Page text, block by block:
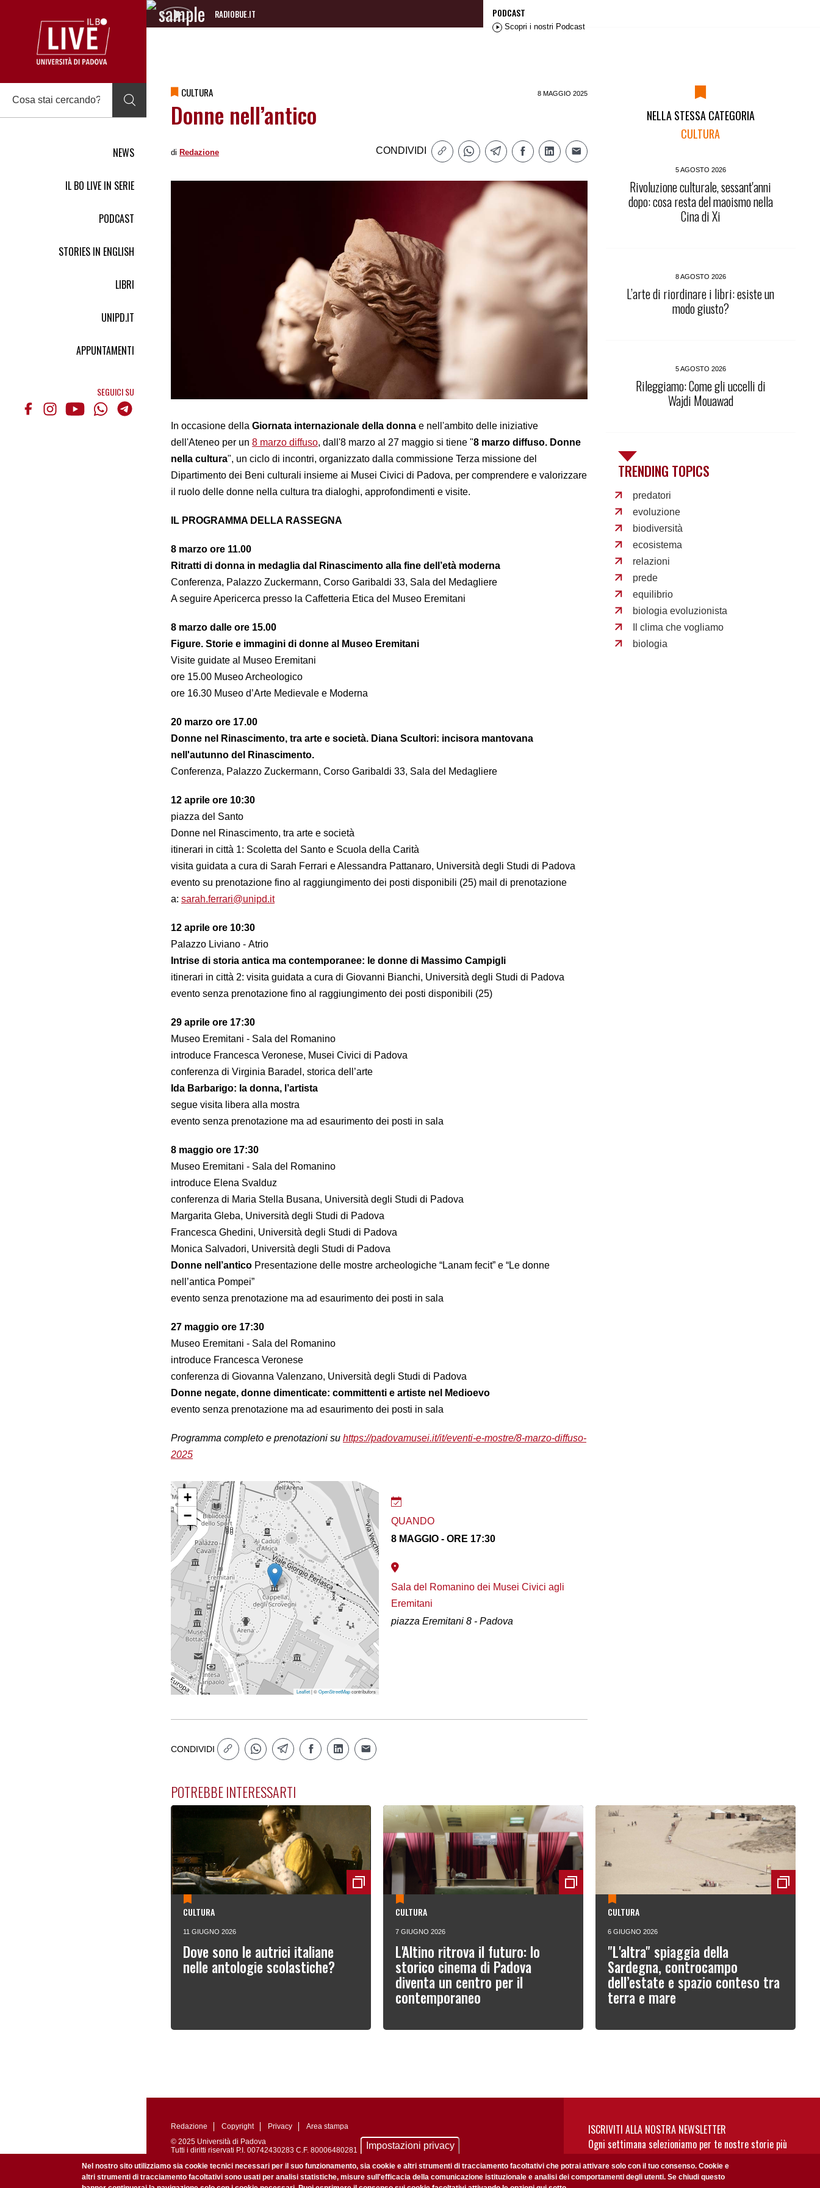
NEWS
IL BO LIVE IN SERIE
PODCAST
STORIES IN ENGLISH
LIBRI
UNIPD.IT
APPUNTAMENTI
SEGUICI SU
RADIOBUE.IT
Audio
PODCAST
Scopri i nostri Podcast
CULTURA 8 MAGGIO 2025
Donne nell’antico
di Redazione CONDIVIDI
In occasione della Giornata internazionale della donna e nell'ambito delle iniziative
dell'Ateneo per un 8 marzo diffuso, dall'8 marzo al 27 maggio si tiene "8 marzo diffuso. Donne
nella cultura", un ciclo di incontri, organizzato dalla commissione Terza missione del
Dipartimento dei Beni culturali insieme ai Musei Civici di Padova, per comprendere e valorizzare
il ruolo delle donne nella cultura tra dialoghi, approfondimenti e visite.
IL PROGRAMMA DELLA RASSEGNA
8 marzo ore 11.00
Ritratti di donna in medaglia dal Rinascimento alla fine dell’età moderna
Conferenza, Palazzo Zuckermann, Corso Garibaldi 33, Sala del Medagliere
A seguire Apericerca presso la Caffetteria Etica del Museo Eremitani
8 marzo dalle ore 15.00
Figure. Storie e immagini di donne al Museo Eremitani
Visite guidate al Museo Eremitani
ore 15.00 Museo Archeologico
ore 16.30 Museo d’Arte Medievale e Moderna
20 marzo ore 17.00
Donne nel Rinascimento, tra arte e società. Diana Scultori: incisora mantovana
nell'autunno del Rinascimento.
Conferenza, Palazzo Zuckermann, Corso Garibaldi 33, Sala del Medagliere
12 aprile ore 10:30
piazza del Santo
Donne nel Rinascimento, tra arte e società
itinerari in città 1: Scoletta del Santo e Scuola della Carità
visita guidata a cura di Sarah Ferrari e Alessandra Pattanaro, Università degli Studi di Padova
evento su prenotazione fino al raggiungimento dei posti disponibili (25) mail di prenotazione
a: sarah.ferrari@unipd.it
12 aprile ore 10:30
Palazzo Liviano - Atrio
Intrise di storia antica ma contemporanee: le donne di Massimo Campigli
itinerari in città 2: visita guidata a cura di Giovanni Bianchi, Università degli Studi di Padova
evento senza prenotazione fino al raggiungimento dei posti disponibili (25)
29 aprile ore 17:30
Museo Eremitani - Sala del Romanino
introduce Francesca Veronese, Musei Civici di Padova
conferenza di Virginia Baradel, storica dell’arte
Ida Barbarigo: la donna, l’artista
segue visita libera alla mostra
evento senza prenotazione ma ad esaurimento dei posti in sala
8 maggio ore 17:30
Museo Eremitani - Sala del Romanino
introduce Elena Svalduz
conferenza di Maria Stella Busana, Università degli Studi di Padova
Margarita Gleba, Università degli Studi di Padova
Francesca Ghedini, Università degli Studi di Padova
Monica Salvadori, Università degli Studi di Padova
Donne nell’antico Presentazione delle mostre archeologiche “Lanam fecit” e “Le donne
nell’antica Pompei”
evento senza prenotazione ma ad esaurimento dei posti in sala
27 maggio ore 17:30
Museo Eremitani - Sala del Romanino
introduce Francesca Veronese
conferenza di Giovanna Valenzano, Università degli Studi di Padova
Donne negate, donne dimenticate: committenti e artiste nel Medioevo
evento senza prenotazione ma ad esaurimento dei posti in sala
Programma completo e prenotazioni su https://padovamusei.it/it/eventi-e-mostre/8-marzo-diffuso-
2025
+
−
Leaflet| ©OpenStreetMapcontributors
QUANDO
8 MAGGIO - ORE 17:30
Sala del Romanino dei Musei Civici agli
Eremitani
piazza Eremitani 8 - Padova
CONDIVIDI
NELLA STESSA CATEGORIA
CULTURA
5 AGOSTO 2026
Rivoluzione culturale, sessant'anni
dopo: cosa resta del maoismo nella
Cina di Xi
8 AGOSTO 2026
L’arte di riordinare i libri: esiste un
modo giusto?
5 AGOSTO 2026
Rileggiamo: Come gli uccelli di
Wajdi Mouawad
TRENDING TOPICS
predatori
evoluzione
biodiversità
ecosistema
relazioni
prede
equilibrio
biologia evoluzionista
Il clima che vogliamo
biologia
POTREBBE INTERESSARTI
CULTURA
11 GIUGNO 2026
Dove sono le autrici italiane
nelle antologie scolastiche?
CULTURA
7 GIUGNO 2026
L'Altino ritrova il futuro: lo
storico cinema di Padova
diventa un centro per il
contemporaneo
CULTURA
6 GIUGNO 2026
"L'altra" spiaggia della
Sardegna, controcampo
dell’estate e spazio conteso tra
terra e mare
ISCRIVITI ALLA NOSTRA NEWSLETTER
Ogni settimana selezioniamo per te nostre storie più
rilevanti: non perderti gli aggiornamenti della nostra
newsletter
Redazione Copyright Privacy
Area stampa
© 2025 Università di Padova
Tutti i diritti riservati P.I. 00742430283 C.F. 80006480281
Impostazioni privacy
Nel nostro sito utilizziamo sia cookie tecnici necessari per il suo funzionamento, sia cookie e altri strumenti di tracciamento facoltativi che potrai attivare solo con il tuo consenso. Cookie e
altri strumenti di tracciamento facoltativi sono usati per analisi statistiche, misure sull'efficacia della comunicazione istituzionale e analisi dei comportamenti degli utenti. Se chiudi questo